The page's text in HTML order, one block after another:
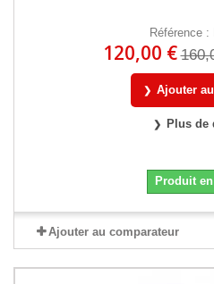
Référence :
120,00 €
Ajouter
Plus de
Produit
Ajouter au comparateur